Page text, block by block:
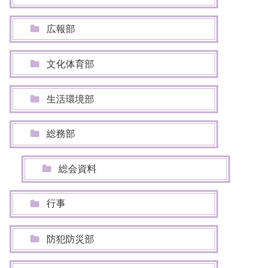
広報部
文化体育部
生活環境部
総務部
総会資料
行事
防犯防災部